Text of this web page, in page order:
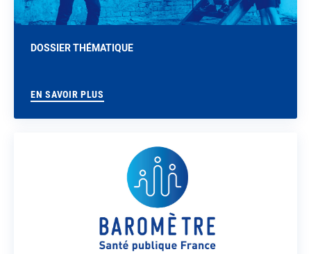
DOSSIER THÉMATIQUE
EN SAVOIR PLUS